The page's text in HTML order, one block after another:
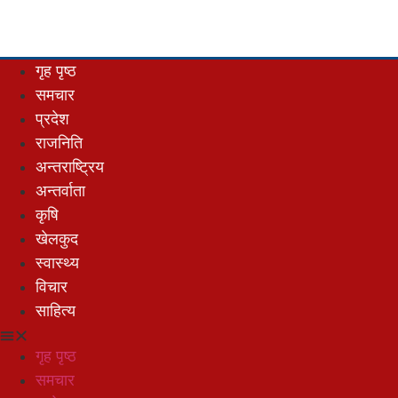
गृह पृष्ठ
समचार
प्रदेश
राजनिति
अन्तराष्ट्रिय
अन्तर्वाता
कृषि
खेलकुद
स्वास्थ्य
विचार
साहित्य
गृह पृष्ठ
समचार